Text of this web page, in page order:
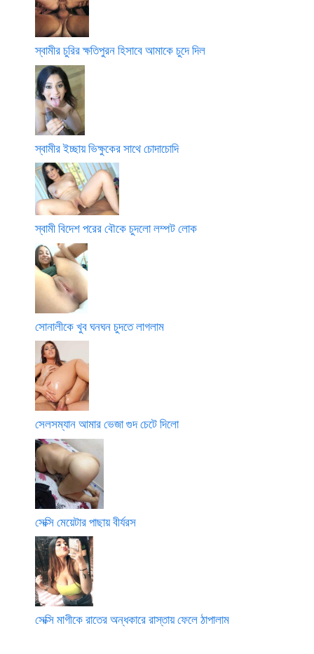
স্বামীর চুরির ক্ষতিপুরন হিসাবে আমাকে চুদে দিল
স্বামীর ইচ্ছায় ভিক্ষুকের সাথে চোদাচোদি
স্বামী বিদেশ পরের বৌকে চুদলো লম্পট লোক
সোনালীকে খুব ঘনঘন চুদতে লাগলাম
সেলসম্যান আমার ভেজা গুদ চেটে দিলো
সেক্সি মেয়েটার পাছায় বীর্যরস
সেক্সি মাগীকে রাতের অন্ধকারে রাস্তায় ফেলে ঠাপালাম